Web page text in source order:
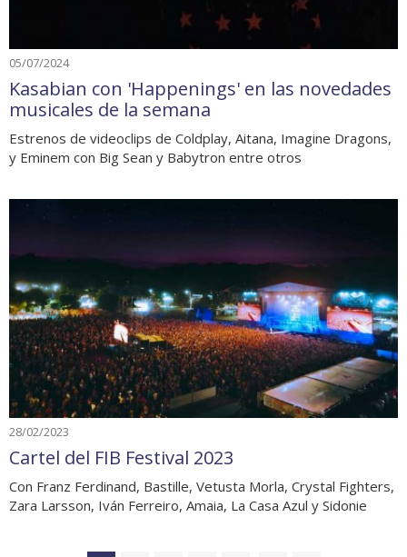
05/07/2024
Kasabian con 'Happenings' en las novedades
musicales de la semana
Estrenos de videoclips de Coldplay, Aitana, Imagine Dragons,
y Eminem con Big Sean y Babytron entre otros
28/02/2023
Cartel del FIB Festival 2023
Con Franz Ferdinand, Bastille, Vetusta Morla, Crystal Fighters,
Zara Larsson, Iván Ferreiro, Amaia, La Casa Azul y Sidonie